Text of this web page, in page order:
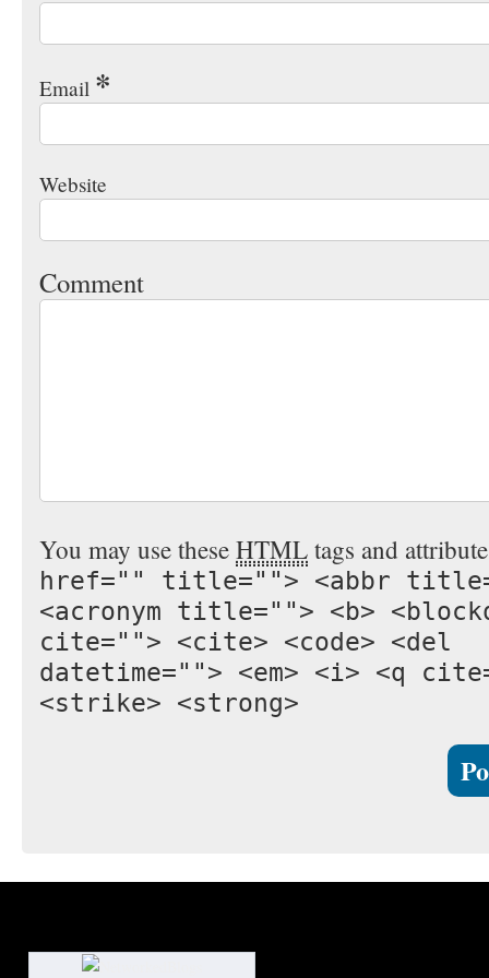
Email *
Website
Comment
You may use these HTML tags and
href="" title=""> <abbr
<acronym title=""> <b>
cite=""> <cite> <code> <del
datetime=""> <em> <i> <q
<strike> <strong>